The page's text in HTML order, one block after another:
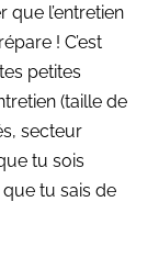
que l’entretien
! C’est
petites
(taille de
secteur
tu sois
tu sais de